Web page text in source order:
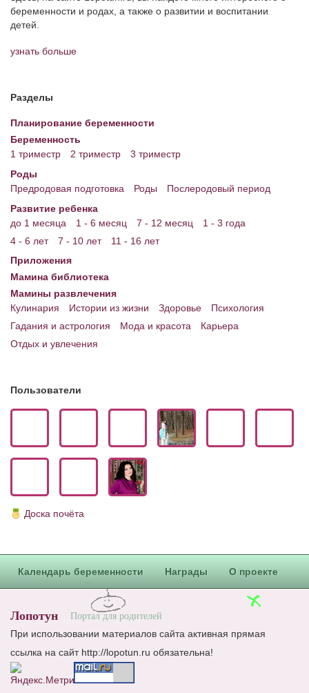
беременности и родах, а также о развитии и воспитании
детей.
узнать больше
Разделы
Планирование беременности
Беременность
1 триместр
2 триместр
3 триместр
Роды
Предродовая подготовка
Роды
Послеродовый период
Развитие ребенка
до 1 месяца
1 - 6 месяц 7 - 12 месяц
1 - 3 года
4 - 6 лет
7 - 10 лет
11 - 16 лет
Приложения
Мамина библиотека
Мамины развлечения
Кулинария
Истории из жизни Здоровье
Психология
Гадания и астрология
Мода и красота
Карьера
Отдых и увлечения
Пользователи
Доска почёта
Календарь беременности Награды О проекте
Лопотун Портал для родителей
При использовании материалов сайта активная прямая
ссылка на сайт http://lopotun.ru обязательна!